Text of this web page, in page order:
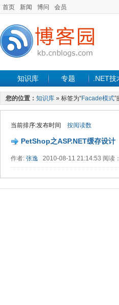
首页 新闻 博问 会员
知识库 专题 .NET技
您的位置： 知识库 » 标签为“Facade模式”
当前排序:发布时间 按阅读数
PetShop之ASP.NET缓存设计
作者: 张逸 2010-08-11 21:14:53 阅读